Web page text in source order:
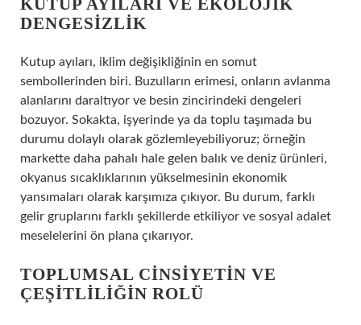
KUTUP AYILARI VE EKOLOJIK
DENGESIZLIK
Kutup ayıları, iklim değişikliğinin en somut
sembollerinden biri. Buzulların erimesi, onların avlanma
alanlarını daraltıyor ve besin zincirindeki dengeleri
bozuyor. Sokakta, işyerinde ya da toplu taşımada bu
durumu dolaylı olarak gözlemleyebiliyoruz; örneğin
markette daha pahalı hale gelen balık ve deniz ürünleri,
okyanus sıcaklıklarının yükselmesinin ekonomik
yansımaları olarak karşımıza çıkıyor. Bu durum, farklı
gelir gruplarını farklı şekillerde etkiliyor ve sosyal adalet
meselelerini ön plana çıkarıyor.
TOPLUMSAL CINSIYETIN VE
ÇEŞITLILIĞIN ROLÜ